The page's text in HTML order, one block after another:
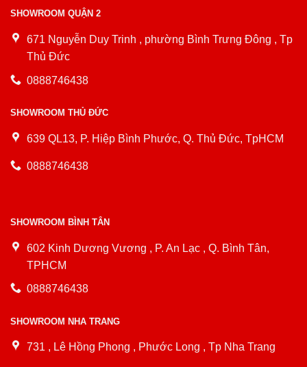
SHOWROOM QUẬN 2
671 Nguyễn Duy Trinh , phường Bình Trưng Đông , Tp
Thủ Đức
0888746438
SHOWROOM THỦ ĐỨC
639 QL13, P. Hiệp Bình Phước, Q. Thủ Đức, TpHCM
0888746438
SHOWROOM BÌNH TÂN
602 Kinh Dương Vương , P. An Lạc , Q. Bình Tân,
TPHCM
0888746438
SHOWROOM NHA TRANG
731 , Lê Hồng Phong , Phước Long , Tp Nha Trang